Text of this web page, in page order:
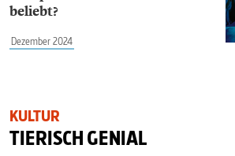
beliebt?
Dezember 2024
KULTUR
TIERISCH GENIAL